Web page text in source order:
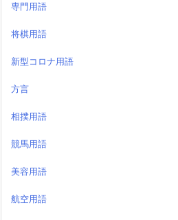
専門用語
将棋用語
新型コロナ用語
方言
相撲用語
競馬用語
美容用語
航空用語